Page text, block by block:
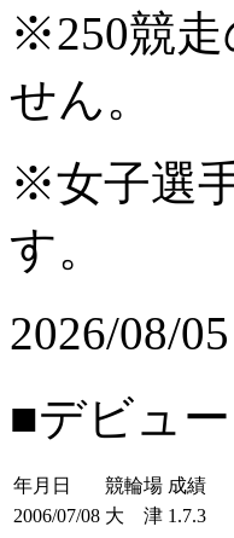
※250競走
せん。
※女子選
す。
2026/08/
■デビュー
年月日 競輪場 成績
2006/07/08 大 津 1.7.3